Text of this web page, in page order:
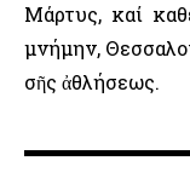
Μάρτυς, καί
μνήμην,
σῆς ἀθλήσεως.